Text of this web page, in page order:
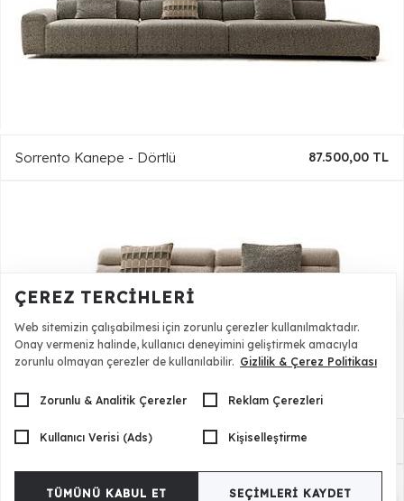
Sorrento Kanepe - Dörtlü 87.500,00 TL
Sorrento Kanepe - Üçlü 54.500,00 TL
ÇEREZ TERCIHLERI
Web sitemizin çalışabilmesi için zorunlu çerezler kullanılmaktadır.
Onay vermeniz halinde, kullanıcı deneyimini geliştirmek amacıyla
zorunlu olmayan çerezler de kullanılabilir. Gizlilik & Çerez Politikası
Zorunlu & Analitik Çerezler Reklam Çerezleri
Kullanıcı Verisi (Ads) Kişiselleştirme
TÜMÜNÜ KABUL ET SEÇIMLERI KAYDET